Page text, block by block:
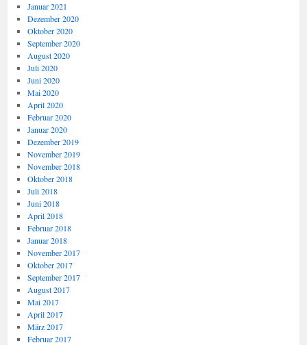
Januar 2021
Dezember 2020
Oktober 2020
September 2020
August 2020
Juli 2020
Juni 2020
Mai 2020
April 2020
Februar 2020
Januar 2020
Dezember 2019
November 2019
November 2018
Oktober 2018
Juli 2018
Juni 2018
April 2018
Februar 2018
Januar 2018
November 2017
Oktober 2017
September 2017
August 2017
Mai 2017
April 2017
März 2017
Februar 2017